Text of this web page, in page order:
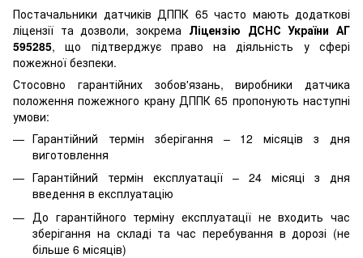
Постачальники датчиків ДППК 65 часто мають додаткові
ліцензії та дозволи, зокрема Ліцензію ДСНС України АГ
595285, що підтверджує право на діяльність у сфері
пожежної безпеки.
Стосовно гарантійних зобов'язань, виробники датчика
положення пожежного крану ДППК 65 пропонують наступні
умови:
Гарантійний термін зберігання – 12 місяців з дня
виготовлення
Гарантійний термін експлуатації – 24 місяці з дня
введення в експлуатацію
До гарантійного терміну експлуатації не входить час
зберігання на складі та час перебування в дорозі (не
більше 6 місяців)